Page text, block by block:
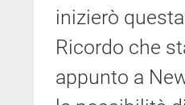
inizierò
Ricordo che
appunto a